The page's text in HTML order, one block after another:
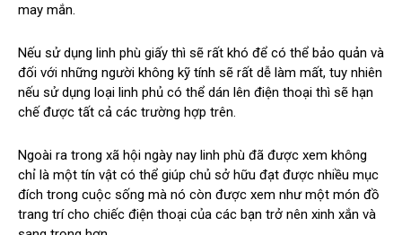
may mắn.
Nếu sử dụng linh phù giấy thì sẽ rất khó để có thể bảo quản và
đối với những người không kỹ tính sẽ rất dễ làm mất, tuy nhiên
nếu sử dụng loại linh phủ có thể dán lên điện thoại thì sẽ hạn
chế được tất cả các trường hợp trên.
Ngoài ra trong xã hội ngày nay linh phù đã được xem không
chỉ là một tín vật có thể giúp chủ sở hữu đạt được nhiều mục
đích trong cuộc sống mà nó còn được xem như một món đồ
trang trí cho chiếc điện thoại của các bạn trở nên xinh xắn và